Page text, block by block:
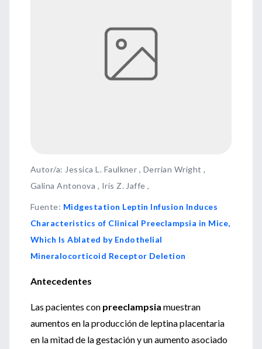
Autor/a: Jessica L. Faulkner , Derrian Wright ,
Galina Antonova , Iris Z. Jaffe ,
Fuente: Midgestation Leptin Infusion Induces
Characteristics of Clinical Preeclampsia in Mice,
Which Is Ablated by Endothelial
Mineralocorticoid Receptor Deletion
Antecedentes
Las pacientes con preeclampsia muestran
aumentos en la producción de leptina placentaria
en la mitad de la gestación y un aumento asociado